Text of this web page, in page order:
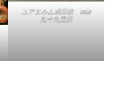
ユアエルム成田校 mie
九十九里浜